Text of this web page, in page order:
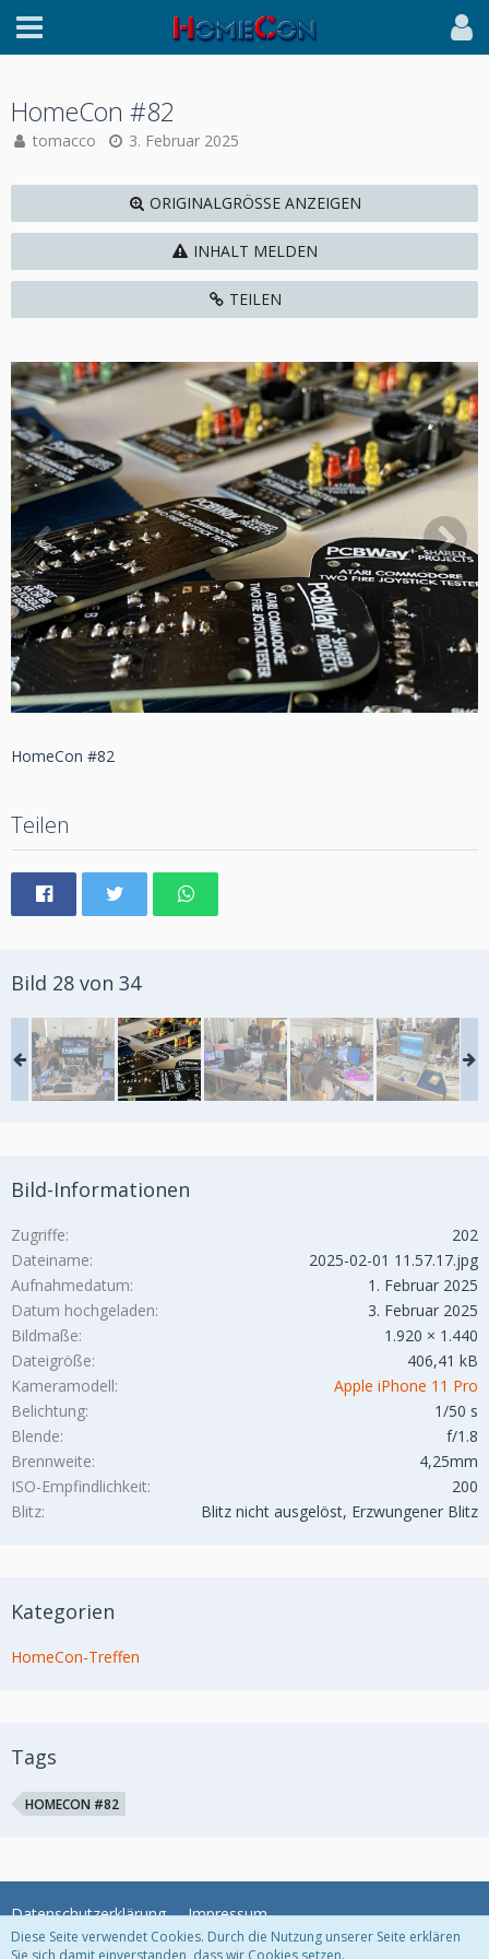
HomeCon #82
tomacco 3. Februar 2025
ORIGINALGRÖSSE ANZEIGEN
INHALT MELDEN
TEILEN
HomeCon #82
Teilen
Bild 28 von 34
Bild-Informationen
Zugriffe
202
Dateiname
2025-02-01 11.57.17.jpg
Aufnahmedatum
1. Februar 2025
Datum hochgeladen
3. Februar 2025
Bildmaße
1.920 × 1.440
Dateigröße
406,41 kB
Kameramodell
Apple iPhone 11 Pro
Belichtung
1/50 s
Blende
f/1.8
Brennweite
4,25mm
ISO-Empfindlichkeit
200
Blitz
Blitz nicht ausgelöst, Erzwungener Blitz
Kategorien
HomeCon-Treffen
Tags
HOMECON #82
Datenschutzerklärung Impressum
Diese Seite verwendet Cookies. Durch die Nutzung unserer Seite erklären
Sie sich damit einverstanden, dass wir Cookies setzen.